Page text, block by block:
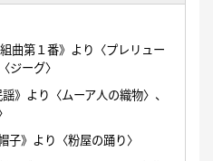
曲第１番》より〈プレリュー
ジーグ〉
》より〈ムーア人の織物〉、
子》より〈粉屋の踊り〉